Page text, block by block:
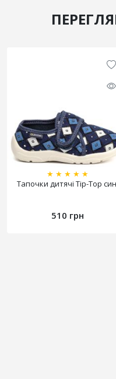
★ ★ ★ ★ ★
Тапочки дитячі Tip-Top
510 грн